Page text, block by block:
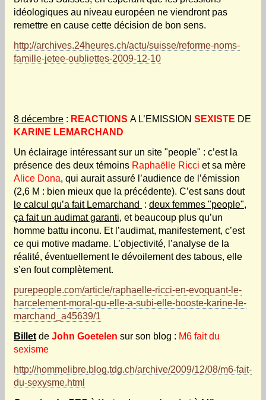
idéologiques au niveau européen ne viendront pas
remettre en cause cette décision de bon sens.
http://archives.24heures.ch/actu/suisse/reforme-noms-
famille-jetee-oubliettes-2009-12-10
8 décembre : REACTIONS A L’EMISSION SEXISTE DE
KARINE LEMARCHAND
Un éclairage intéressant sur un site "people" : c’est la
présence des deux témoins Raphaëlle Ricci et sa mère
Alice Dona, qui aurait assuré l’audience de l’émission
(2,6 M : bien mieux que la précédente). C’est sans dout
le calcul qu’a fait Lemarchand
: deux femmes "people",
ça fait un audimat garanti, et beaucoup plus qu’un
homme battu inconu. Et l’audimat, manifestement, c’est
ce qui motive madame. L’objectivité, l’analyse de la
réalité, éventuellement le dévoilement des tabous, elle
s’en fout complètement.
purepeople.com/article/raphaelle-ricci-en-evoquant-le-
harcelement-moral-qu-elle-a-subi-elle-booste-karine-le-
marchand_a45639/1
Billet de John Goetelen sur son blog : M6 fait du
sexisme
http://hommelibre.blog.tdg.ch/archive/2009/12/08/m6-fait-
du-sexysme.html